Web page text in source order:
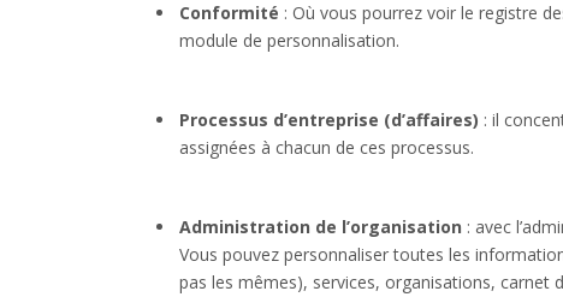
Conformité : Où vous pourrez voir le registre
module de personnalisation.
Processus d’entreprise (d’affaires) : il
assignées à chacun de ces processus.
Administration de l’organisation : avec
Vous pouvez personnaliser toutes les
pas les mêmes), services, organisations, carnet